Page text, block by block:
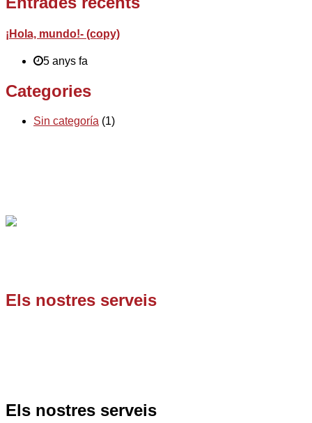
¡Hola, mundo!- (copy)
5 anys fa
Categories
Sin categoría (1)
Els nostres serveis
Els nostres serveis